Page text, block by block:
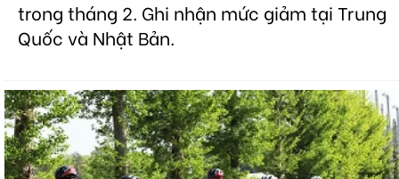
trong tháng 2. Ghi nhận mức giảm tại Trung
Quốc và Nhật Bản.